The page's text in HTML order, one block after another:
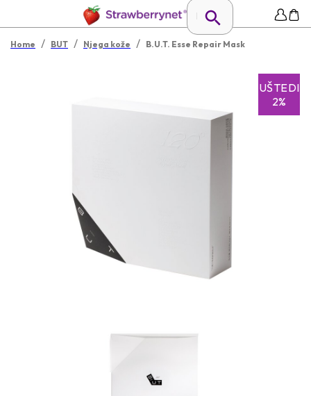
Home / BUT / Njega kože / B.U.T. Esse Repair Mask
UŠTEDI
2%